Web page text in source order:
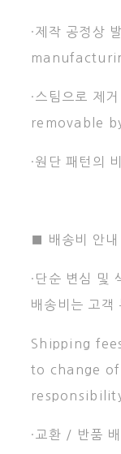
·제작 공정상
·스팀으로 제
removable
·원단 패턴의
■ 배송비 안
·단순 변심 및
배송비는 고객
Shipping
to change of
·교환 / 반품